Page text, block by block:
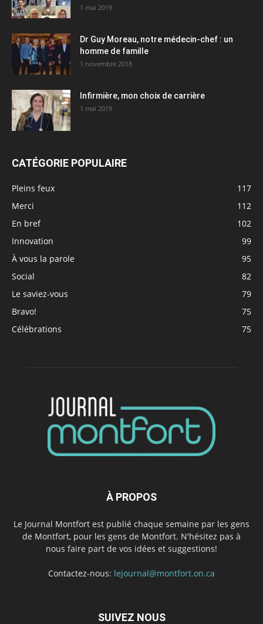
1 mai 2019
Dr Guy Moreau, notre médecin-chef : un
homme de famille
1 novembre 2018
Infirmière, mon choix de carrière
1 mai 2019
CATÉGORIE POPULAIRE
Pleins feux
117
Merci
112
En bref
102
Innovation
99
À vous la parole
95
Social
82
Le saviez-vous
79
Bravo!
75
Célébrations
75
À PROPOS
Le Journal Montfort est publié chaque semaine par les gens
de Montfort, pour les gens de Montfort. N'hésitez pas à
nous faire part de vos idées et suggestions!
Contactez-nous: lejournal@montfort.on.ca
SUIVEZ NOUS